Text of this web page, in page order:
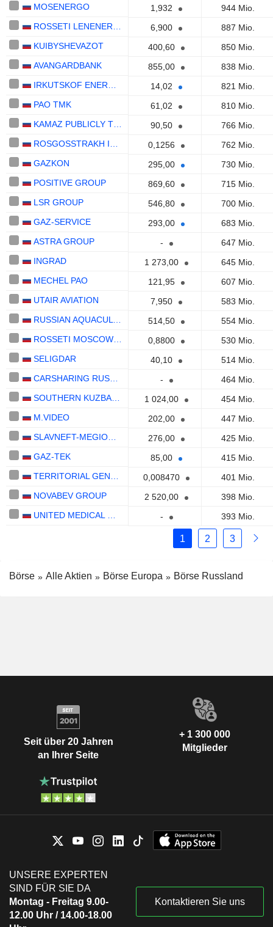
MOSENERGO
1,932
944 Mio.
6,900
887 Mio.
KUIBYSHEVAZOT
400,60
850 Mio.
AVANGARDBANK
855,00
838 Mio.
14,02
821 Mio.
PAO TMK
61,02
810 Mio.
90,50
766 Mio.
0,1256
762 Mio.
GAZKON
295,00
730 Mio.
POSITIVE GROUP
869,60
715 Mio.
LSR GROUP
546,80
700 Mio.
GAZ-SERVICE
293,00
683 Mio.
ASTRA GROUP
-
647 Mio.
INGRAD
1 273,00
645 Mio.
MECHEL PAO
121,95
607 Mio.
UTAIR AVIATION
7,950
583 Mio.
514,50
554 Mio.
0,8800
530 Mio.
SELIGDAR
40,10
514 Mio.
-
464 Mio.
1 024,00
454 Mio.
M.VIDEO
202,00
447 Mio.
276,00
425 Mio.
GAZ-TEK
85,00
415 Mio.
0,008470
401 Mio.
NOVABEV GROUP
2 520,00
398 Mio.
- 393 Mio.
1 2 3
Börse Alle Aktien Börse Europa Börse Russland
Seit über 20 Jahren
an Ihrer Seite
+ 1 300 000
Mitglieder
UNSERE EXPERTEN
SIND FÜR SIE DA
Montag - Freitag 9.00-
12.00 Uhr / 14.00-18.00
Kontaktieren Sie uns